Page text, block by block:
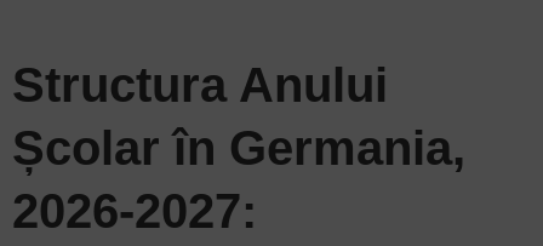
Structura Anului
Școlar în Germania,
2026-2027: